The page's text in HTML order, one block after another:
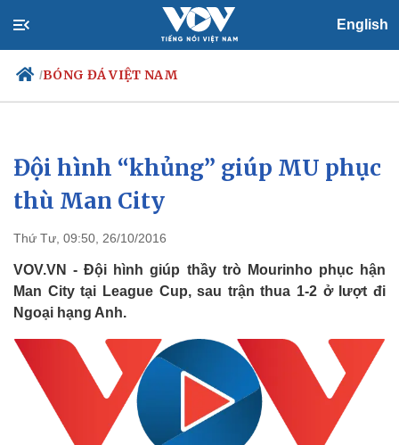
English
/BÓNG ĐÁ VIỆT NAM
Chính trị
Đảng
Tổ chức nhân sự
Nhận diện sự thật
Xã hội
Việc làm
Biển đảo
Đội hình “khủng” giúp MU phục
thù Man City
Thứ Tư, 09:50, 26/10/2016
VOV.VN - Đội hình giúp thầy trò Mourinho phục hận
Man City tại League Cup, sau trận thua 1-2 ở lượt đi
Ngoại hạng Anh.